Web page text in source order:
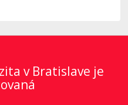
v Bratislave je